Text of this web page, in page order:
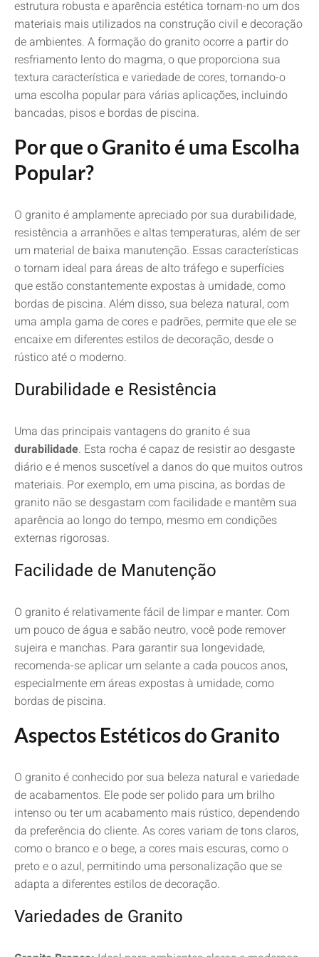
estrutura robusta e aparência estética tornam-no um dos
materiais mais utilizados na construção civil e decoração
de ambientes. A formação do granito ocorre a partir do
resfriamento lento do magma, o que proporciona sua
textura característica e variedade de cores, tornando-o
uma escolha popular para várias aplicações, incluindo
bancadas, pisos e bordas de piscina.
Por que o Granito é uma Escolha
Popular?
O granito é amplamente apreciado por sua durabilidade,
resistência a arranhões e altas temperaturas, além de ser
um material de baixa manutenção. Essas características
o tornam ideal para áreas de alto tráfego e superfícies
que estão constantemente expostas à umidade, como
bordas de piscina. Além disso, sua beleza natural, com
uma ampla gama de cores e padrões, permite que ele se
encaixe em diferentes estilos de decoração, desde o
rústico até o moderno.
Durabilidade e Resistência
Uma das principais vantagens do granito é sua
durabilidade. Esta rocha é capaz de resistir ao desgaste
diário e é menos suscetível a danos do que muitos outros
materiais. Por exemplo, em uma piscina, as bordas de
granito não se desgastam com facilidade e mantêm sua
aparência ao longo do tempo, mesmo em condições
externas rigorosas.
Facilidade de Manutenção
O granito é relativamente fácil de limpar e manter. Com
um pouco de água e sabão neutro, você pode remover
sujeira e manchas. Para garantir sua longevidade,
recomenda-se aplicar um selante a cada poucos anos,
especialmente em áreas expostas à umidade, como
bordas de piscina.
Aspectos Estéticos do Granito
O granito é conhecido por sua beleza natural e variedade
de acabamentos. Ele pode ser polido para um brilho
intenso ou ter um acabamento mais rústico, dependendo
da preferência do cliente. As cores variam de tons claros,
como o branco e o bege, a cores mais escuras, como o
preto e o azul, permitindo uma personalização que se
adapta a diferentes estilos de decoração.
Variedades de Granito